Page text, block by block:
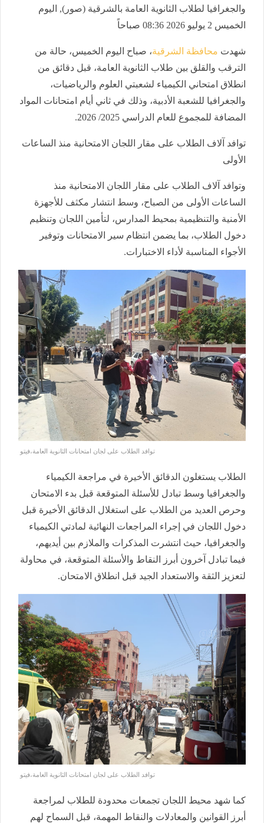
والجغرافيا لطلاب الثانوية العامة بالشرقية (صور), اليوم
الخميس 2 يوليو 2026 08:36 صباحاً
شهدت محافظة الشرقية، صباح اليوم الخميس، حالة من
الترقب والقلق بين طلاب الثانوية العامة، قبل دقائق من
انطلاق امتحاني الكيمياء لشعبتي العلوم والرياضيات،
والجغرافيا للشعبة الأدبية، وذلك في ثاني أيام امتحانات المواد
المضافة للمجموع للعام الدراسي 2025/ 2026.
توافد آلاف الطلاب على مقار اللجان الامتحانية منذ الساعات
الأولى
وتوافد آلاف الطلاب على مقار اللجان الامتحانية منذ
الساعات الأولى من الصباح، وسط انتشار مكثف للأجهزة
الأمنية والتنظيمية بمحيط المدارس، لتأمين اللجان وتنظيم
دخول الطلاب، بما يضمن انتظام سير الامتحانات وتوفير
الأجواء المناسبة لأداء الاختبارات.
توافد الطلاب على لجان امتحانات الثانوية العامة،فيتو
الطلاب يستغلون الدقائق الأخيرة في مراجعة الكيمياء
والجغرافيا وسط تبادل للأسئلة المتوقعة قبل بدء الامتحان
وحرص العديد من الطلاب على استغلال الدقائق الأخيرة قبل
دخول اللجان في إجراء المراجعات النهائية لمادتي الكيمياء
والجغرافيا، حيث انتشرت المذكرات والملازم بين أيديهم،
فيما تبادل آخرون أبرز النقاط والأسئلة المتوقعة، في محاولة
لتعزيز الثقة والاستعداد الجيد قبل انطلاق الامتحان.
توافد الطلاب على لجان امتحانات الثانوية العامة،فيتو
كما شهد محيط اللجان تجمعات محدودة للطلاب لمراجعة
أبرز القوانين والمعادلات والنقاط المهمة، قبل السماح لهم